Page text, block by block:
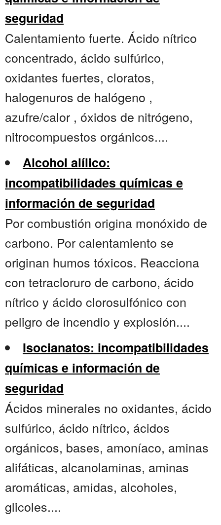
seguridad
Calentamiento fuerte. Ácido nítrico
concentrado, ácido sulfúrico,
oxidantes fuertes, cloratos,
halogenuros de halógeno ,
azufre/calor , óxidos de nitrógeno,
nitrocompuestos orgánicos....
Alcohol alílico:
incompatibilidades químicas e
información de seguridad
Por combustión origina monóxido de
carbono. Por calentamiento se
originan humos tóxicos. Reacciona
con tetracloruro de carbono, ácido
nítrico y ácido clorosulfónico con
peligro de incendio y explosión....
Isocianatos: incompatibilidades
químicas e información de
seguridad
Ácidos minerales no oxidantes, ácido
sulfúrico, ácido nítrico, ácidos
orgánicos, bases, amoníaco, aminas
alifáticas, alcanolaminas, aminas
aromáticas, amidas, alcoholes,
glicoles....